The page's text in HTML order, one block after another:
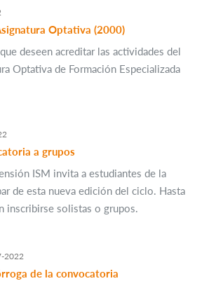
Optativa (2000)
deseen acreditar las actividades del
Optativa de Formación Especializada
a grupos
ISM invita a estudiantes de la
de esta nueva edición del ciclo. Hasta
inscribirse solistas o grupos.
2022
de la convocatoria